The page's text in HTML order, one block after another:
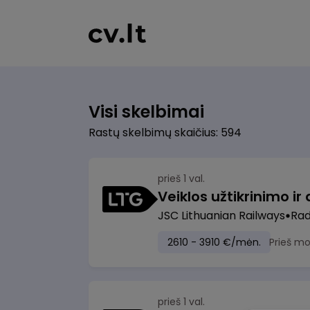
Visi skelbimai
Rastų skelbimų skaičius: 594
prieš 1 val.
JSC Lithuanian Railways
2610 - 3910 €/mėn. Prieš
prieš 1 val.